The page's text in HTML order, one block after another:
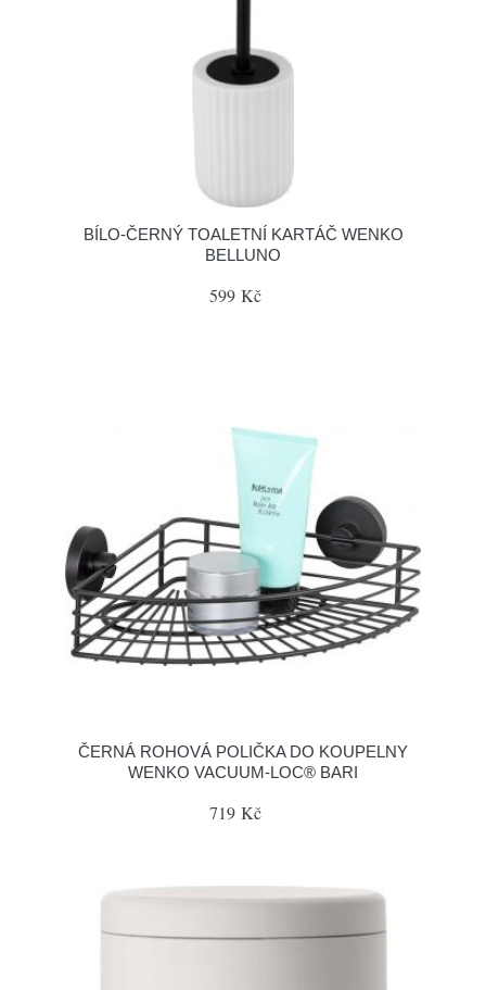
BÍLO-ČERNÝ TOALETNÍ KARTÁČ WENKO
BELLUNO
599 Kč
ČERNÁ ROHOVÁ POLIČKA DO KOUPELNY
WENKO VACUUM-LOC® BARI
719 Kč